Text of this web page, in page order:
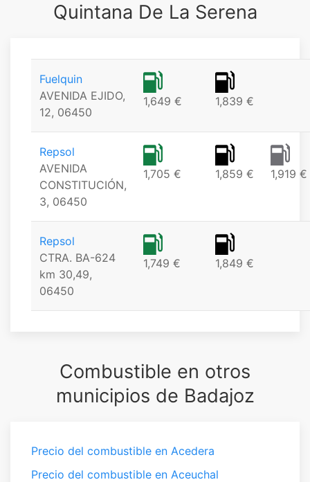
Quintana De La Serena
Fuelquin
AVENIDA EJIDO,
12, 06450
1,649 € 1,839 €
Repsol
AVENIDA
CONSTITUCIÓN,
3, 06450
1,705 € 1,859 € 1,919 €
Repsol
CTRA. BA-624
km 30,49,
06450
1,749 € 1,849 €
Combustible en otros
municipios de Badajoz
Precio del combustible en Acedera
Precio del combustible en Aceuchal